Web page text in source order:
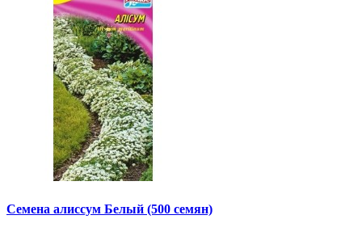
Семена алиссум Белый (500 семян)